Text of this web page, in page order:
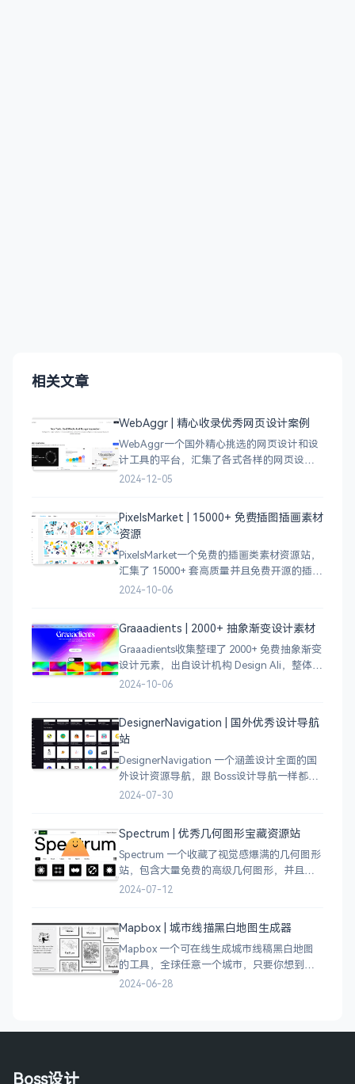
相关文章
WebAggr | 精心收录优秀网页设计案例
WebAggr一个国外精心挑选的网页设计和设
计工具的平台，汇集了各式各样的网页设计
案例，涵盖个人博客、时尚、设计、机构、
计，应
2024-12-05
PixelsMarket | 15000+ 免费插图插画素材
资源
PixelsMarket一个免费的插画类素材资源站，
汇集了 15000+ 套高质量并且免费开源的插图
插画和图标资源。
2024-10-06
Graaadients | 2000+ 抽象渐变设计素材
Graaadients收集整理了 2000+ 免费抽象渐变
设计元素，出自设计机构 Design Ali，整体渐
变色比较鲜艳，更像是 AI 生成的元素，需要
2024-10-06
DesignerNavigation | 国外优秀设计导航
站
DesignerNavigation 一个涵盖设计全面的国
外设计资源导航，跟 Boss设计导航一样都是
分门别类的划分设计灵感、资讯、UI 资源、
2024-07-30
Spectrum | 优秀几何图形宝藏资源站
Spectrum 一个收藏了视觉感爆满的几何图形
站，包含大量免费的高级几何图形，并且每
周都会更新 100 个几何图案，不断的完善能
2024-07-12
Mapbox | 城市线描黑白地图生成器
Mapbox 一个可在线生成城市线稿黑白地图
的工具，全球任意一个城市，只要你想到的
城市，直接搜索城市名称，自动生成该城市
2024-06-28
Boss设计